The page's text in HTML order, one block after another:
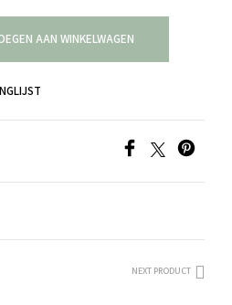
AAN WINKELWAGEN
NEXT PRODUCT